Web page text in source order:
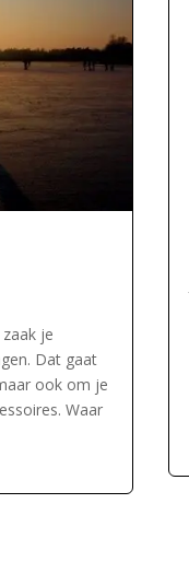
je
Dat gaat
ook om je
Waar